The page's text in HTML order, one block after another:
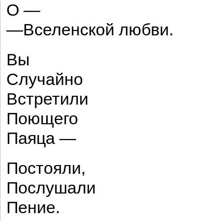
О —
—Вселенской любви.
Вы
Случайно
Встретили
Поющего
Паяца —
Постояли,
Послушали
Пение.